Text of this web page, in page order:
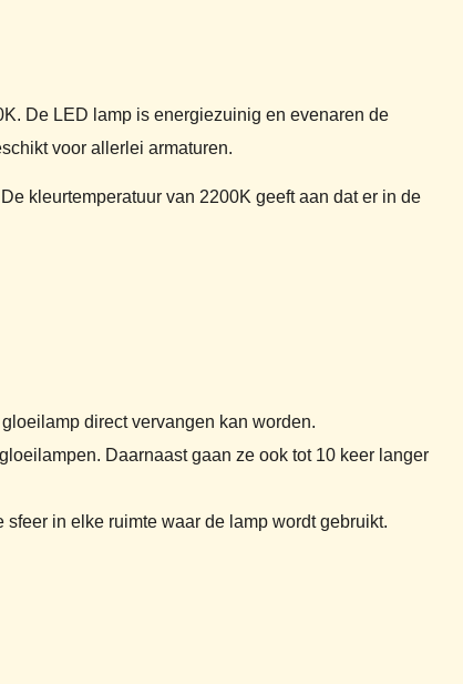
De LED lamp is energiezuinig en evenaren de
voor allerlei armaturen.
kleurtemperatuur van 2200K geeft aan dat er in de
direct vervangen kan worden.
Daarnaast gaan ze ook tot 10 keer langer
in elke ruimte waar de lamp wordt gebruikt.